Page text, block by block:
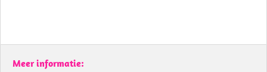
Meer informatie: